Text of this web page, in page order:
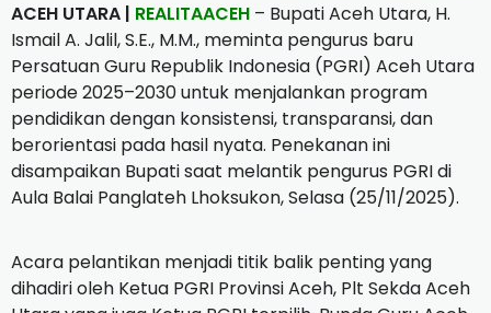
ACEH UTARA | REALITAACEH – Bupati Aceh Utara, H.
Ismail A. Jalil, S.E., M.M., meminta pengurus baru
Persatuan Guru Republik Indonesia (PGRI) Aceh Utara
periode 2025–2030 untuk menjalankan program
pendidikan dengan konsistensi, transparansi, dan
berorientasi pada hasil nyata. Penekanan ini
disampaikan Bupati saat melantik pengurus PGRI di
Aula Balai Panglateh Lhoksukon, Selasa (25/11/2025).
Acara pelantikan menjadi titik balik penting yang
dihadiri oleh Ketua PGRI Provinsi Aceh, Plt Sekda Aceh